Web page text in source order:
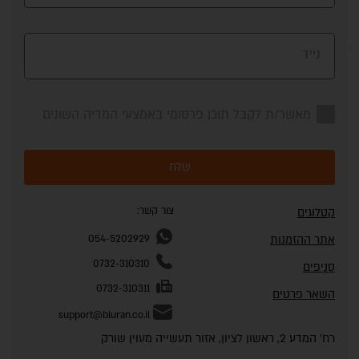
שלח
קטלוגים
אתר ההזמנות
סניפים
השאר פרטים
צור קשר:
054-5202929
0732-310310
0732-310311
support@bluran.co.il
רח' המדע 2, ראשון לציון, אזור תעשייה מעוין שורק